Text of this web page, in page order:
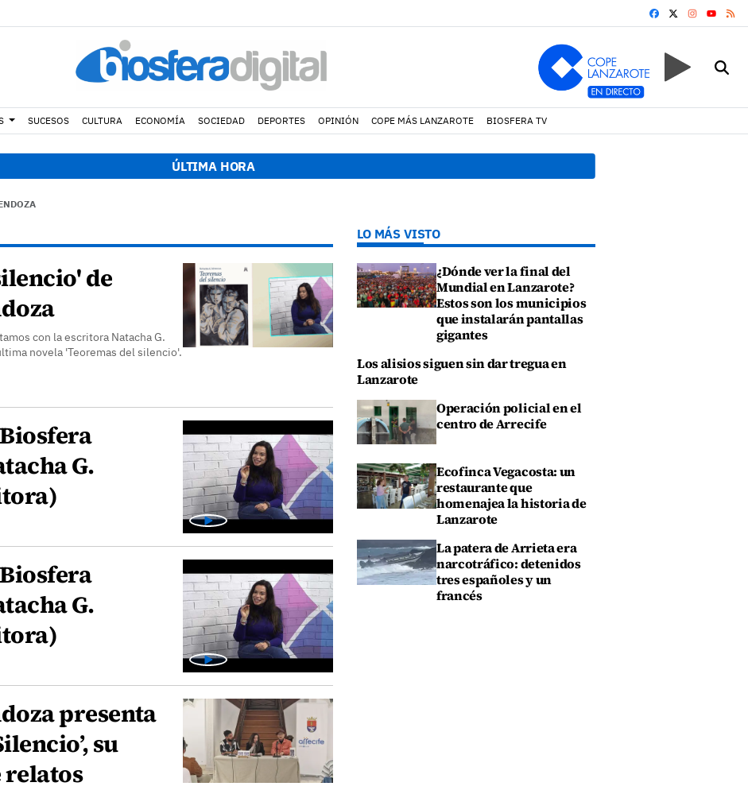
FACEBOOK
YOUTUBE
SUCESOS CULTURA ECONOMÍA SOCIEDAD DEPORTES OPINIÓN COPE MÁS LANZAROTE BIOSFERA TV
ÚLTIMA HORA
de
con la escritora Natacha G.
novela 'Teoremas del silencio'.
G.
G.
presenta
su
relatos
LO MÁS VISTO
¿Dónde ver la final del
Mundial en Lanzarote?
Estos son los municipios
que instalarán pantallas
gigantes
Los alisios siguen sin dar tregua en
Lanzarote
Operación policial en el
centro de Arrecife
Ecofinca Vegacosta: un
restaurante que
homenajea la historia de
Lanzarote
La patera de Arrieta era
narcotráfico: detenidos
tres españoles y un
francés